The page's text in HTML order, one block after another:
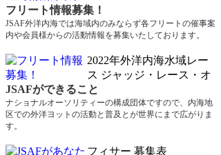
フリート情報募集！
JSAF外洋内海では海域内のみならず各フリートの催事案
内や会員様からの活動情報を募集いたしております。
JSAFができること
ナショナルオーソリティーの構成団体ですので、内海地
区での外洋ヨットの活動と普及とが世界にまで広がりま
す。
2022年外洋内海水域レー
ス ジャッジ・レース・オ
フィサー 募集表